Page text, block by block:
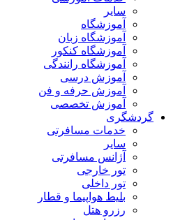
سایر
آموزشگاه
آموزشگاه زبان
آموزشگاه کنکور
آموزشگاه رانندگی
آموزش درسی
آموزش حرفه و فن
آموزش تخصصی
گردشگری
خدمات مسافرتی
سایر
آژانس مسافرتی
تور خارجی
تور داخلی
بلیط هواپیما و قطار
رزرو هتل